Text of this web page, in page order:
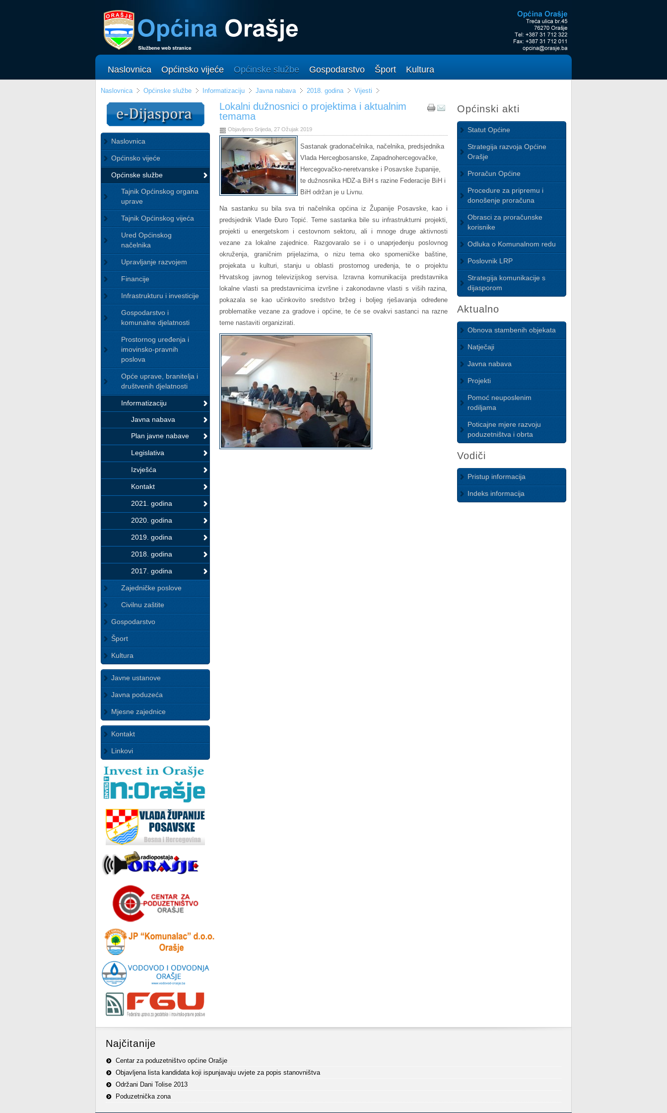
Naslovnica Općinsko vijeće Općinske službe Gospodarstvo Šport Kultura
Naslovnica Općinske službe Informatizaciju Javna nabava 2018. godina Vijesti
Naslovnica
Općinsko vijeće
Općinske službe
Tajnik Općinskog organa
uprave
Tajnik Općinskog vijeća
Ured Općinskog
načelnika
Upravljanje razvojem
Financije
Infrastrukturu i investicije
Gospodarstvo i
komunalne djelatnosti
Prostornog uređenja i
imovinsko-pravnih
poslova
Opće uprave, branitelja i
društvenih djelatnosti
Informatizaciju
Javna nabava
Plan javne nabave
Legislativa
Izvješća
Kontakt
2021. godina
2020. godina
2019. godina
2018. godina
2017. godina
Zajedničke poslove
Civilnu zaštite
Gospodarstvo
Šport
Kultura
Javne ustanove
Javna poduzeća
Mjesne zajednice
Kontakt
Linkovi
Lokalni dužnosnici o projektima i aktualnim
temama
Objavljeno Srijeda, 27 Ožujak 2019
Sastanak gradonačelnika, načelnika, predsjednika
Vlada Hercegbosanske, Zapadnohercegovačke,
Hercegovačko-neretvanske i Posavske županije,
te dužnosnika HDZ-a BiH s razine Federacije BiH i
BiH održan je u Livnu.
Na sastanku su bila sva tri načelnika općina iz Županije Posavske, kao i
predsjednik Vlade Đuro Topić. Teme sastanka bile su infrastrukturni projekti,
projekti u energetskom i cestovnom sektoru, ali i mnoge druge aktivnosti
vezane za lokalne zajednice. Razgovaralo se i o unaprjeđenju poslovnog
okruženja, graničnim prijelazima, o nizu tema oko spomeničke baštine,
projekata u kulturi, stanju u oblasti prostornog uređenja, te o projektu
Hrvatskog javnog televizijskog servisa. Izravna komunikacija predstavnika
lokalne vlasti sa predstavnicima izvršne i zakonodavne vlasti s viših razina,
pokazala se kao učinkovito sredstvo bržeg i boljeg rješavanja određene
problematike vezane za gradove i općine, te će se ovakvi sastanci na razne
teme nastaviti organizirati.
Općinski akti
Statut Općine
Strategija razvoja Općine
Orašje
Proračun Općine
Procedure za pripremu i
donošenje proračuna
Obrasci za proračunske
korisnike
Odluka o Komunalnom redu
Poslovnik LRP
Strategija komunikacije s
dijasporom
Aktualno
Obnova stambenih objekata
Natječaji
Javna nabava
Projekti
Pomoć neuposlenim
rodiljama
Poticajne mjere razvoju
poduzetništva i obrta
Vodiči
Pristup informacija
Indeks informacija
Najčitanije
Centar za poduzetništvo općine Orašje
Objavljena lista kandidata koji ispunjavaju uvjete za popis stanovništva
Održani Dani Tolise 2013
Poduzetnička zona